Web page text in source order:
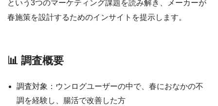
という3つのマーケティング課題を読み解き、メーカーが
春施策を設計するためのインサイトを提示します。
📊 調査概要
調査対象：ウンログユーザーの中で、春におなかの不
調を経験し、腸活で改善した方